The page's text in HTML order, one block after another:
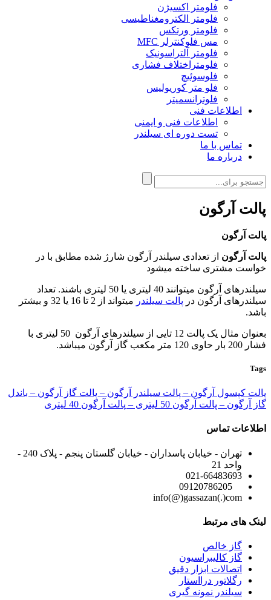
فلومتر اکسیژن
فلومتر الکترومغناطیسی
فلومتر ورتکس
مس فلوکنترلر MFC
فلومتر آلتراسونیک
فلومتراختلاف فشاری
فلوسوئیچ
فلو متر کوریولیس
فلوترانسمیتر
اطلاعات فنی
اطلاعات فنی و ایمنی
تست دوره ای سیلندر
تماس با ما
درباره ما
پالت آرگون
پالت آرگون
پالت آرگون از تعدادی سیلندر آرگون شارژ شده مطابق با در
خواست مشتری ساخته میشود
سیلندرهای آرگون میتوانند 40 لیتری یا 50 لیتری باشند. تعداد
سیلندرهای آرگون در پالت سیلندر
میتواند از 2 تا 16 یا 32 و بیشتر
باشد.
بعنوان مثال یک پالت 12 تایی از سیلندرهای آرگون 50 لیتری با
فشار 200 بار حاوی 120 متر مکعب گاز آرگون میباشد.
Tags
پالت کپسول آرگون – پالت سیلندر آرگون – پالت گاز آرگون – باندل
گاز آرگون – پالت آرگون 50 لیتری – پالت آرگون 40 لیتری
اطلاعات تماس
تهران - خیابان پاسداران - خیابان گلستان پنجم - پلاک 240 -
واحد 21
021-66483693
info(@)gassazan(.)com
لینک های مرتبط
گاز خالص
گاز کالیبراسیون
اتصالات ابزار دقیق
رگلاتور درااستار
سیلندر نمونه گیری